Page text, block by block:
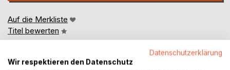
Auf die Merkliste
Titel bewerten
Datenschutzerklärung
Wir respektieren den Datenschutz